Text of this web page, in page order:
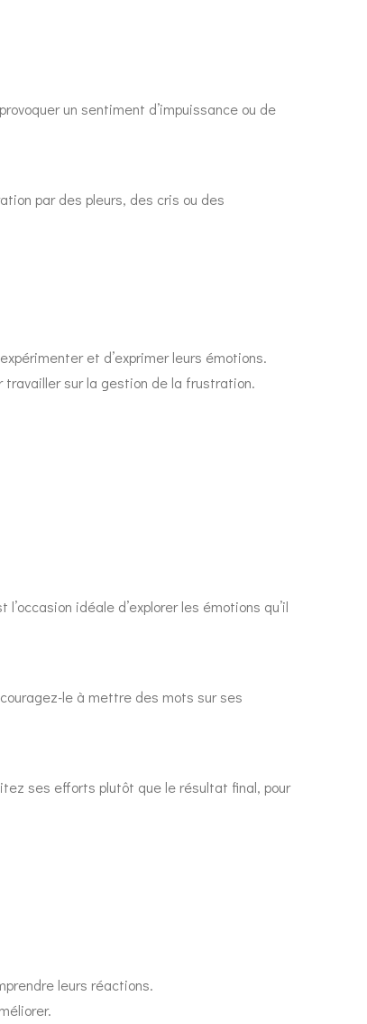
un sentiment d’impuissance ou de
par des pleurs, des cris ou des
et d’exprimer leurs émotions.
sur la gestion de la frustration.
idéale d’explorer les émotions qu’il
le à mettre des mots sur ses
ses efforts plutôt que le résultat final, pour
leurs réactions.